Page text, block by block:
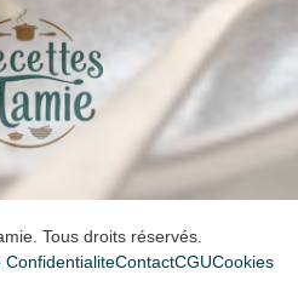
Tous droits réservés.
ConfidentialiteContactCGUCookies